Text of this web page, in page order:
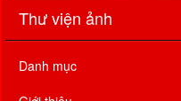
Thư viện ảnh
Danh mục